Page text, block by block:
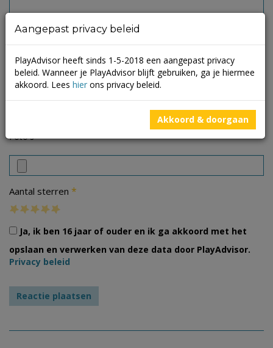
Foto's
Aantal sterren *
Ja, ik ben 16 jaar of ouder en ik ga akkoord met het
opslaan en verwerken van deze data door PlayAdvisor.
Privacy beleid
Aangepast privacy beleid
PlayAdvisor heeft sinds 1-5-2018 een aangepast privacy
beleid. Wanneer je PlayAdvisor blijft gebruiken, ga je hiermee
akkoord. Lees hier ons privacy beleid.
Akkoord & doorgaan